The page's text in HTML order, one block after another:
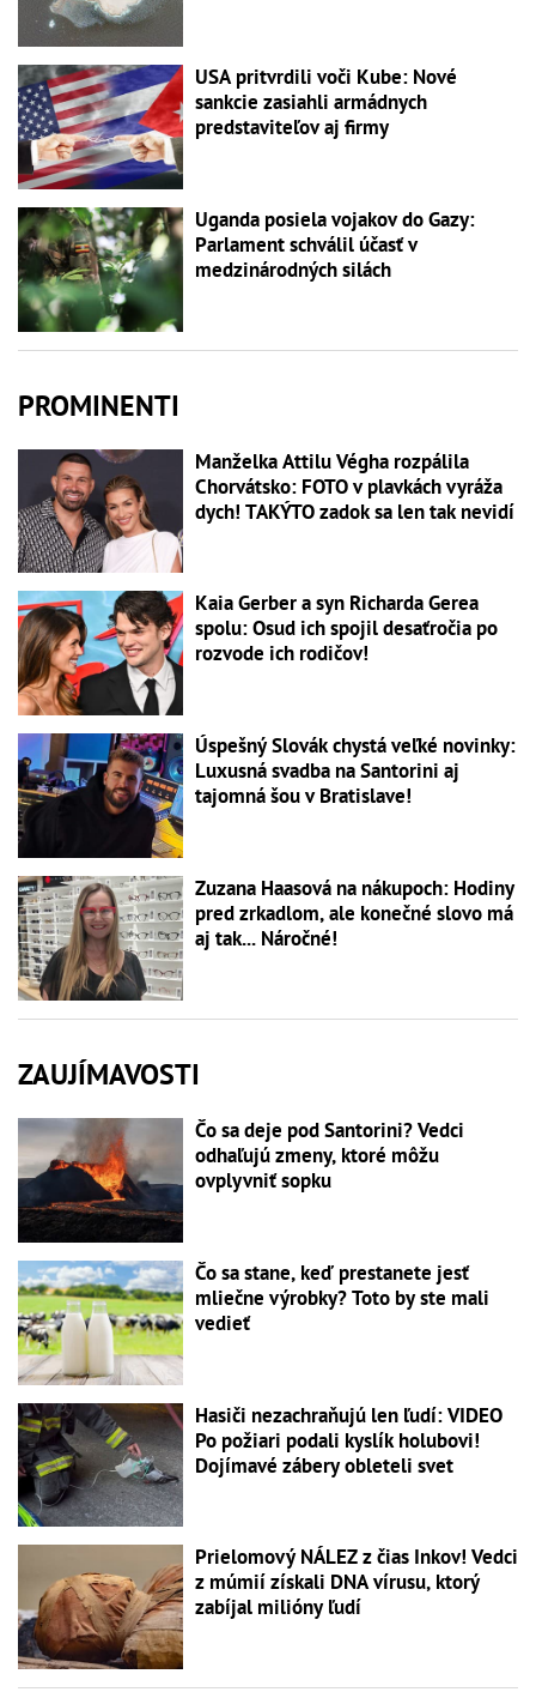
USA pritvrdili voči Kube: Nové
sankcie zasiahli armádnych
predstaviteľov aj firmy
Uganda posiela vojakov do Gazy:
Parlament schválil účasť v
medzinárodných silách
PROMINENTI
Manželka Attilu Végha rozpálila
Chorvátsko: FOTO v plavkách vyráža
dych! TAKÝTO zadok sa len tak nevidí
Kaia Gerber a syn Richarda Gerea
spolu: Osud ich spojil desaťročia po
rozvode ich rodičov!
Úspešný Slovák chystá veľké novinky:
Luxusná svadba na Santorini aj
tajomná šou v Bratislave!
Zuzana Haasová na nákupoch: Hodiny
pred zrkadlom, ale konečné slovo má
aj tak... Náročné!
ZAUJÍMAVOSTI
Čo sa deje pod Santorini? Vedci
odhaľujú zmeny, ktoré môžu
ovplyvniť sopku
Čo sa stane, keď prestanete jesť
mliečne výrobky? Toto by ste mali
vedieť
Hasiči nezachraňujú len ľudí: VIDEO
Po požiari podali kyslík holubovi!
Dojímavé zábery obleteli svet
Prielomový NÁLEZ z čias Inkov! Vedci
z múmií získali DNA vírusu, ktorý
zabíjal milióny ľudí